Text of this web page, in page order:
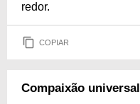
redor.
COPIAR
Compaixão universal